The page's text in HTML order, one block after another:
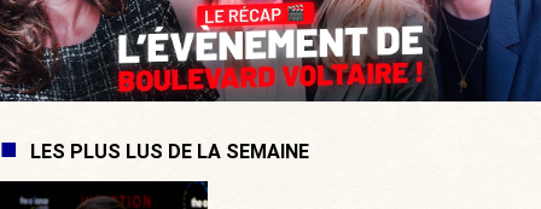
LES PLUS LUS DE LA SEMAINE